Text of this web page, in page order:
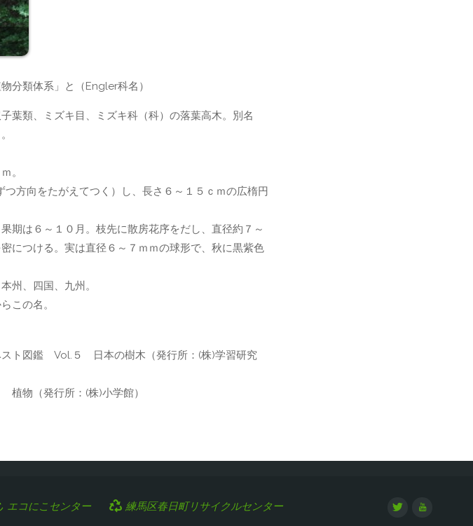
分類体系」と（Engler科名）
葉類、ミズキ目、ミズキ科（科）の落葉高木。別名
。
つ方向をたがえてつく）し、長さ６～１５ｃｍの広楕円
期は６～１０月。枝先に散房花序をだし、直径約７～
につける。実は直径６～７ｍｍの球形で、秋に黒紫色
州、四国、九州。
この名。
スト図鑑 Vol.５ 日本の樹木（発行所：(株)学習研究
物（発行所：(株)小学館）
エコにこセンター 練馬区春日町リサイクルセンター